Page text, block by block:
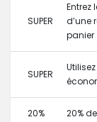
SUPER
Entrez
d’une
panier
SUPER
20% 20%